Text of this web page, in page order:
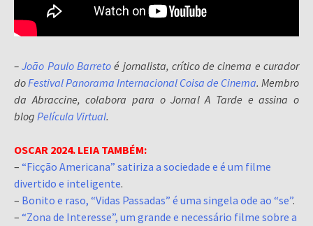
–João Paulo Barretoé jornalista, crítico de cinema e curador
doFestival Panorama Internacional Coisa de Cinema. Membro
da Abraccine, colabora para o Jornal A Tarde e assina o
blog Película Virtual.
OSCAR 2024. LEIA TAMBÉM:
– “Ficção Americana” satiriza a sociedade e é um filme
divertido e inteligente.
– Bonito e raso, “Vidas Passadas” é uma singela ode ao “se”.
– “Zona de Interesse”, um grande e necessário filme sobre a